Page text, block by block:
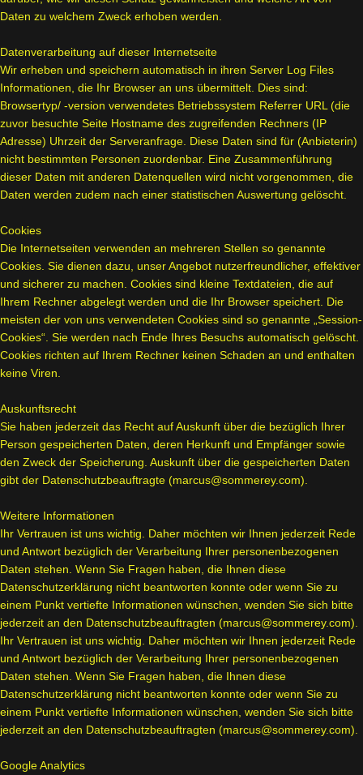
Daten zu welchem Zweck erhoben werden.
Datenverarbeitung auf dieser Internetseite
Wir erheben und speichern automatisch in ihren Server Log Files
Informationen, die Ihr Browser an uns übermittelt. Dies sind:
Browsertyp/ -version verwendetes Betriebssystem Referrer URL (die
zuvor besuchte Seite Hostname des zugreifenden Rechners (IP
Adresse) Uhrzeit der Serveranfrage. Diese Daten sind für (Anbieterin)
nicht bestimmten Personen zuordenbar. Eine Zusammenführung
dieser Daten mit anderen Datenquellen wird nicht vorgenommen, die
Daten werden zudem nach einer statistischen Auswertung gelöscht.
Cookies
Die Internetseiten verwenden an mehreren Stellen so genannte
Cookies. Sie dienen dazu, unser Angebot nutzerfreundlicher, effektiver
und sicherer zu machen. Cookies sind kleine Textdateien, die auf
Ihrem Rechner abgelegt werden und die Ihr Browser speichert. Die
meisten der von uns verwendeten Cookies sind so genannte „Session-
Cookies“. Sie werden nach Ende Ihres Besuchs automatisch gelöscht.
Cookies richten auf Ihrem Rechner keinen Schaden an und enthalten
keine Viren.
Auskunftsrecht
Sie haben jederzeit das Recht auf Auskunft über die bezüglich Ihrer
Person gespeicherten Daten, deren Herkunft und Empfänger sowie
den Zweck der Speicherung. Auskunft über die gespeicherten Daten
gibt der Datenschutzbeauftragte (marcus@sommerey.com).
Weitere Informationen
Ihr Vertrauen ist uns wichtig. Daher möchten wir Ihnen jederzeit Rede
und Antwort bezüglich der Verarbeitung Ihrer personenbezogenen
Daten stehen. Wenn Sie Fragen haben, die Ihnen diese
Datenschutzerklärung nicht beantworten konnte oder wenn Sie zu
einem Punkt vertiefte Informationen wünschen, wenden Sie sich bitte
jederzeit an den Datenschutzbeauftragten (marcus@sommerey.com).
Ihr Vertrauen ist uns wichtig. Daher möchten wir Ihnen jederzeit Rede
und Antwort bezüglich der Verarbeitung Ihrer personenbezogenen
Daten stehen. Wenn Sie Fragen haben, die Ihnen diese
Datenschutzerklärung nicht beantworten konnte oder wenn Sie zu
einem Punkt vertiefte Informationen wünschen, wenden Sie sich bitte
jederzeit an den Datenschutzbeauftragten (marcus@sommerey.com).
Google Analytics